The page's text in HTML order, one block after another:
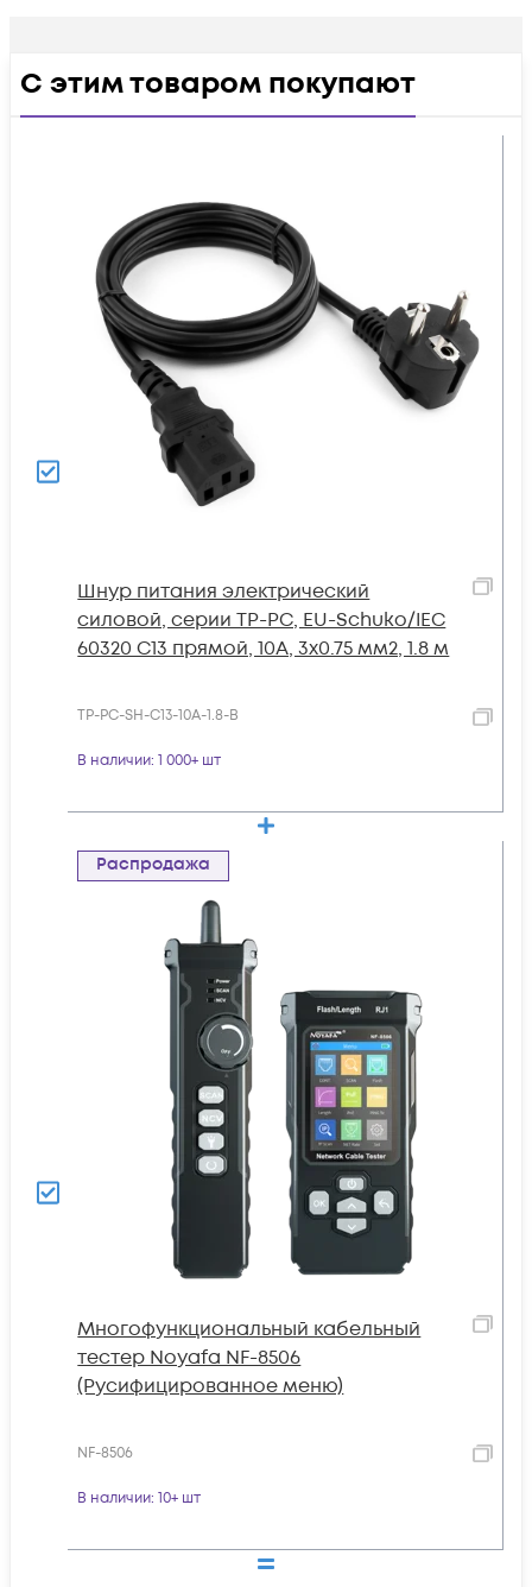
С этим товаром покупают
Шнур питания электрический
силовой, серии TP-PC, EU-Schuko/IEC
60320 С13 прямой, 10A, 3х0.75 мм2, 1.8 м
TP-PC-SH-С13-10A-1.8-B
В наличии: 1 000+ шт
Распродажа
Многофункциональный кабельный
тестер Noyafa NF-8506
(Русифицированное меню)
NF-8506
В наличии: 10+ шт